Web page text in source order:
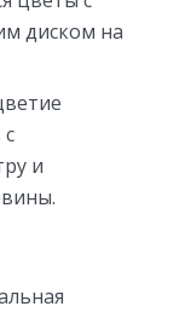
диском на
и